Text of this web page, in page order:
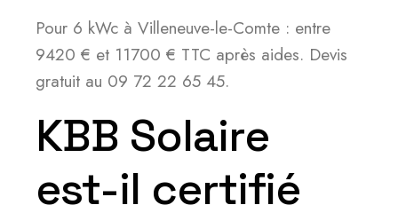
Pour 6 kWc à Villeneuve-le-Comte : entre
9420 € et 11700 € TTC après aides. Devis
gratuit au 09 72 22 65 45.
KBB Solaire
est-il certifié